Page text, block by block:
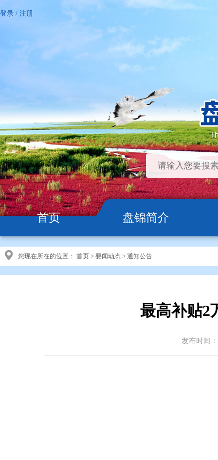
登录 / 注册
首页 盘锦简介
您现在所在的位置： 首页 > 要闻动态 > 通知公告
最高补贴2
发布时间